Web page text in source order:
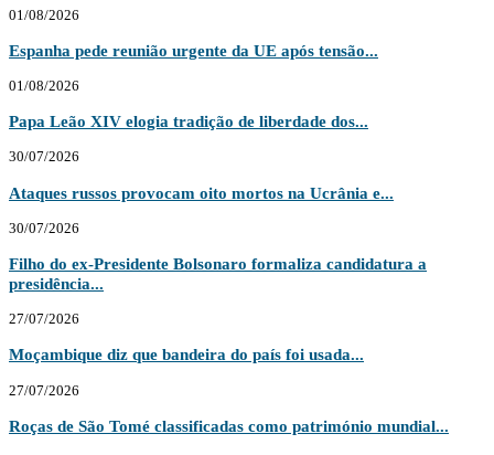
01/08/2026
Espanha pede reunião urgente da UE após tensão...
01/08/2026
Papa Leão XIV elogia tradição de liberdade dos...
30/07/2026
Ataques russos provocam oito mortos na Ucrânia e...
30/07/2026
Filho do ex-Presidente Bolsonaro formaliza candidatura a
presidência...
27/07/2026
Moçambique diz que bandeira do país foi usada...
27/07/2026
Roças de São Tomé classificadas como património mundial...